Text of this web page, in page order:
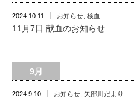
2024.10.11 お知らせ 検血
11月7日 献血のお知らせ
9月
2024.9.10 お知らせ 矢部川だより